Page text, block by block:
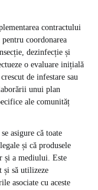
contractului
coordonarea
dezinfecție și
o evaluare inițială
de infestare sau
unui plan
ale comunităț
asigure că toate
și că produsele
și a mediului. Este
și să utilizeze
asociate cu aceste